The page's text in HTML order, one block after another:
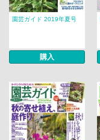
園芸ガイド 2019年夏号
購入